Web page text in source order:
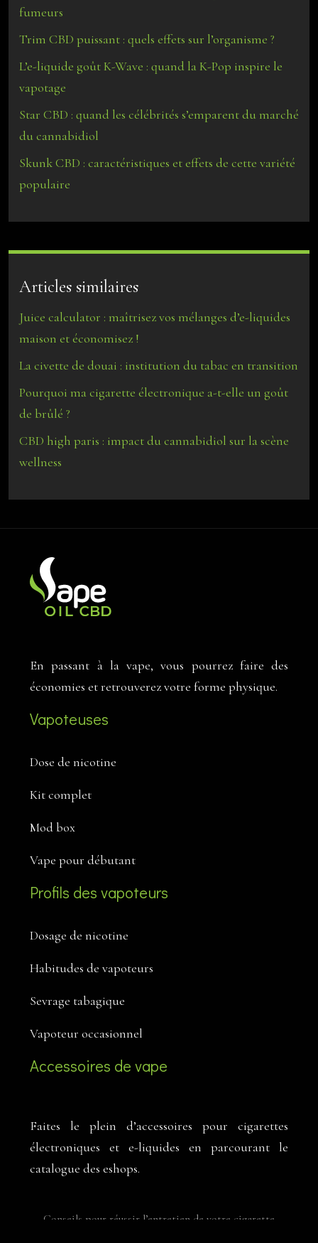
fumeurs
Trim CBD puissant : quels effets sur l’organisme ?
L’e-liquide goût K-Wave : quand la K-Pop inspire le
vapotage
Star CBD : quand les célébrités s’emparent du marché
du cannabidiol
Skunk CBD : caractéristiques et effets de cette variété
populaire
Articles similaires
Juice calculator : maîtrisez vos mélanges d’e-liquides
maison et économisez !
La civette de douai : institution du tabac en transition
Pourquoi ma cigarette électronique a-t-elle un goût
de brûlé ?
CBD high paris : impact du cannabidiol sur la scène
wellness
En passant à la vape, vous pourrez faire des
économies et retrouverez votre forme physique.
Vapoteuses
Dose de nicotine
Kit complet
Mod box
Vape pour débutant
Profils des vapoteurs
Dosage de nicotine
Habitudes de vapoteurs
Sevrage tabagique
Vapoteur occasionnel
Accessoires de vape
Faites le plein d’accessoires pour cigarettes
électroniques et e-liquides en parcourant le
catalogue des eshops.
Conseils pour réussir l’entretien de votre cigarette